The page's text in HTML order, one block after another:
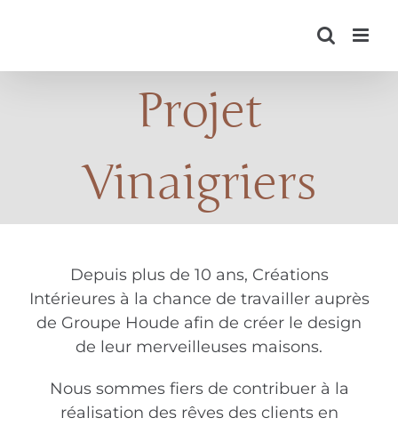
Projet
Vinaigriers
Depuis plus de 10 ans, Créations
Intérieures à la chance de travailler auprès
de Groupe Houde afin de créer le design
de leur merveilleuses maisons.
Nous sommes fiers de contribuer à la
réalisation des rêves des clients en